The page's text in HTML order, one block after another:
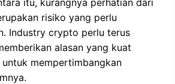
risiko yang perlu
Industry crypto perlu terus
alasan yang kuat
mempertimbangkan